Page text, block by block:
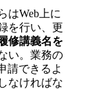
はWeb上に
を行い、更
修講義名を
い。業務の
請できるよ
なければな